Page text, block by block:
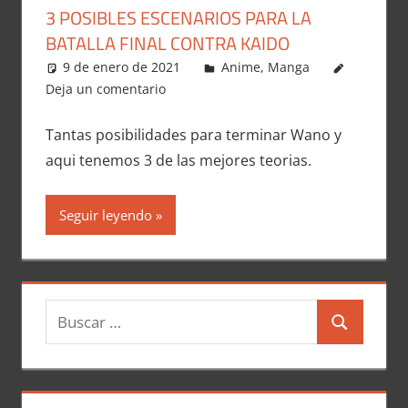
3 POSIBLES ESCENARIOS PARA LA
BATALLA FINAL CONTRA KAIDO
9 de enero de 2021 Carlitox Banana
Anime, Manga
Deja un comentario
Tantas posibilidades para terminar Wano y
aqui tenemos 3 de las mejores teorias.
Seguir leyendo
u
s
c
B
s